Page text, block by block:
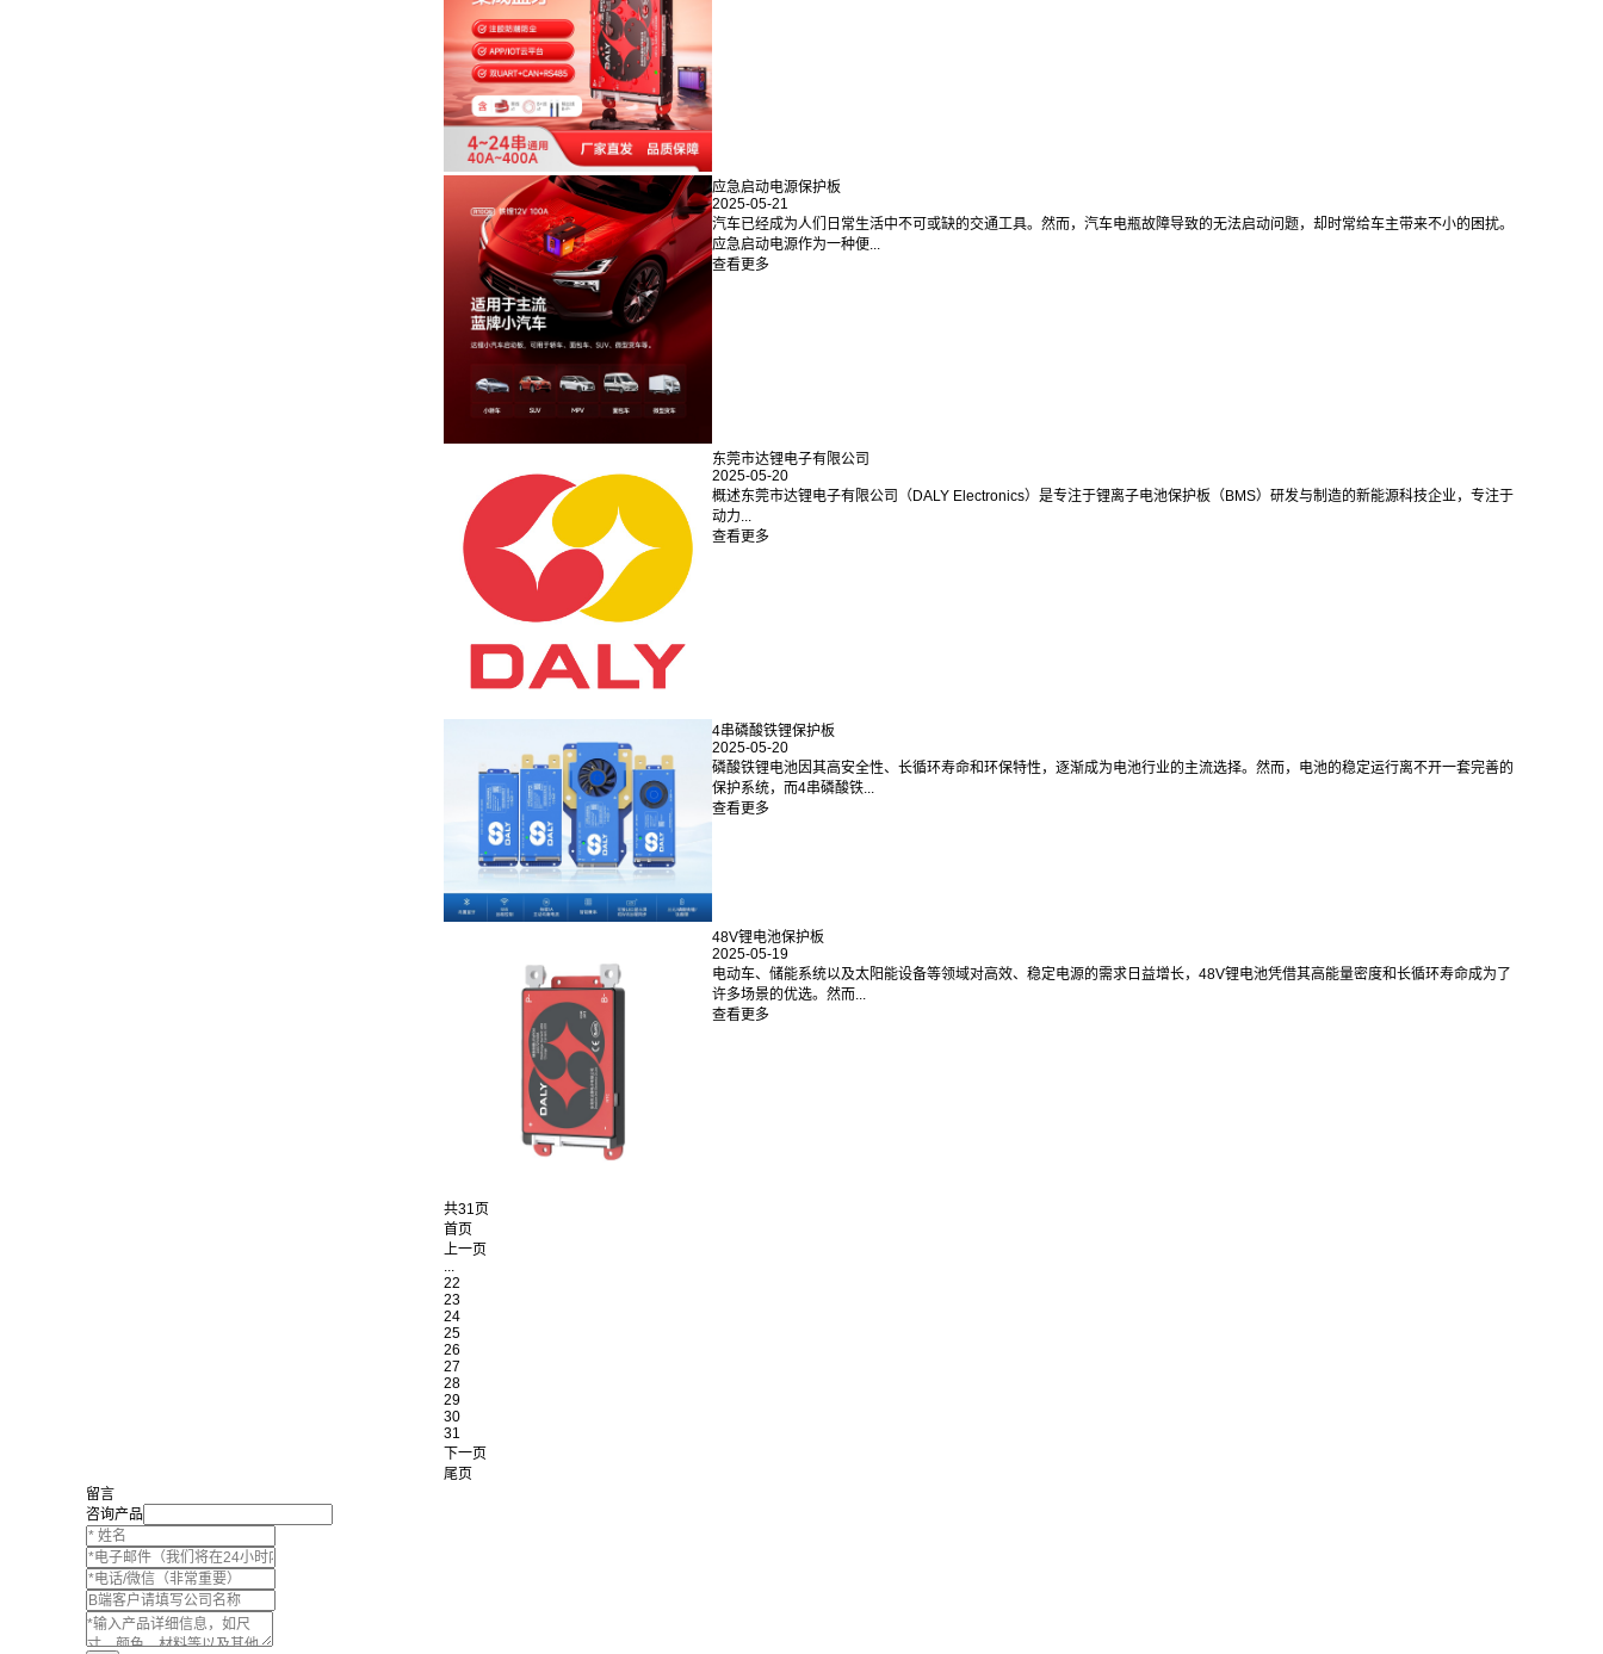
应急启动电源保护板
2025-05-21
汽车已经成为人们日常生活中不可或缺的交通工具。然而，汽车电瓶故障导致的无法启动问题，却时常给车主带来不小的困扰。
应急启动电源作为一种便...
查看更多
东莞市达锂电子有限公司
2025-05-20
概述东莞市达锂电子有限公司（DALY Electronics）是专注于锂离子电池保护板（BMS）研发与制造的新能源科技企业，专注于
动力...
查看更多
4串磷酸铁锂保护板
2025-05-20
磷酸铁锂电池因其高安全性、长循环寿命和环保特性，逐渐成为电池行业的主流选择。然而，电池的稳定运行离不开一套完善的
保护系统，而4串磷酸铁...
查看更多
48V锂电池保护板
2025-05-19
电动车、储能系统以及太阳能设备等领域对高效、稳定电源的需求日益增长，48V锂电池凭借其高能量密度和长循环寿命成为了
许多场景的优选。然而...
查看更多
共31页
首页
上一页
...
22
23
24
25
26
27
28
29
30
31
下一页
尾页
留言
咨询产品